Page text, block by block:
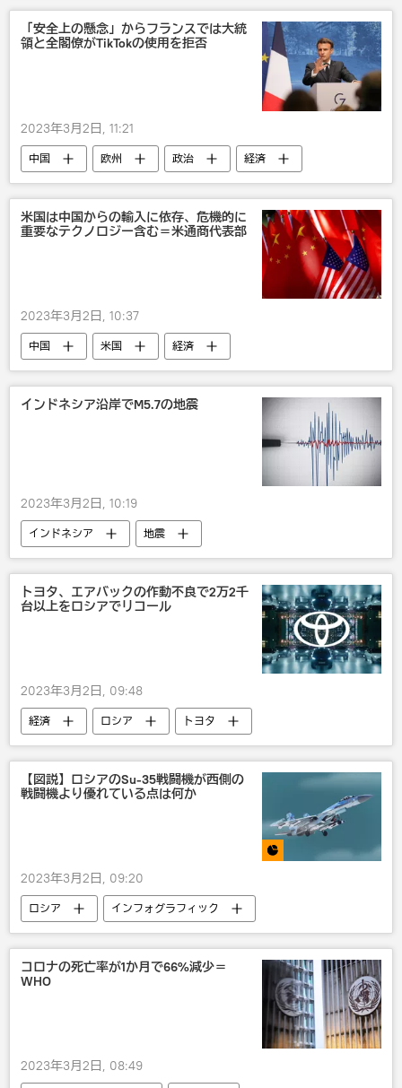
「安全上の懸念」からフランスでは大統
領と全閣僚がTikTokの使用を拒否
2023年3月2日, 11:21
中国 欧州 政治 経済
米国は中国からの輸入に依存、危機的に
重要なテクノロジー含む＝米通商代表部
2023年3月2日, 10:37
中国 米国 経済
インドネシア沿岸でM5.7の地震
2023年3月2日, 10:19
インドネシア 地震
トヨタ、エアバックの作動不良で2万2千
台以上をロシアでリコール
2023年3月2日, 09:48
経済 ロシア トヨタ
【図説】ロシアのSu-35戦闘機が西側の
戦闘機より優れている点は何か
2023年3月2日, 09:20
ロシア
インフォグラフィック
戦闘機
コロナの死亡率が1か月で66%減少＝
WHO
2023年3月2日, 08:49